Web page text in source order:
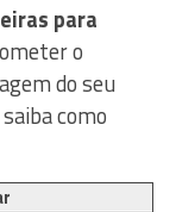
para
o
do seu
como